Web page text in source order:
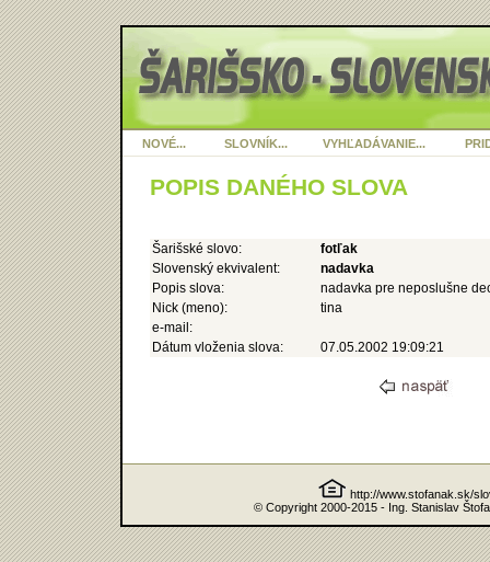
NOVÉ... SLOVNÍK... VYHĽADÁVANIE...
POPIS DANÉHO SLOVA
Šarišské slovo:
fotľak
Slovenský ekvivalent:
nadavka
Popis slova:
nadavka pre neposlušne
Nick (meno):
tina
e-mail:
Dátum vloženia slova:
07.05.2002 19:09:21
http://www.stofanak.sk/
© Copyright 2000-2015 - Ing. Stanislav